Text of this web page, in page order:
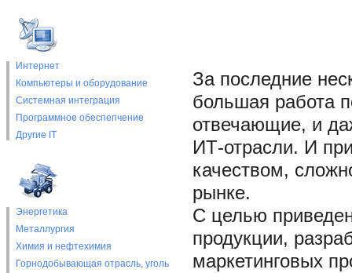
Интернет
Компьютеры и оборудование
Системная интеграция
Программное обеспепчение
Другие IT
Энергетика
Металлургия
Химия и нефтехимия
Горнодобывающая отрасль, уголь
За последние
большая работа
отвечающие, и
ИТ-отрасли. И
качеством,
рынке.
С целью
продукции,
маркетинговых